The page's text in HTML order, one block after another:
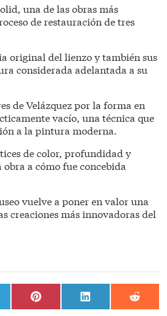
una de las obras más
de restauración de tres
original del lienzo y también sus
considerada adelantada a su
de Velázquez por la forma en
vacío, una técnica que
a la pintura moderna.
de color, profundidad y
a cómo fue concebida
vuelve a poner en valor una
creaciones más innovadoras del
Compartir
en
Compartir
en
Compartir
en